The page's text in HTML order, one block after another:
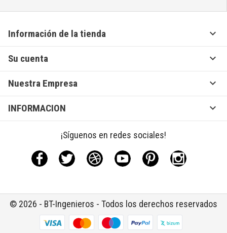
Información de la tienda 
Su cuenta 
Nuestra Empresa 
INFORMACION 
¡Síguenos en redes sociales!
Facebook Twitter Rss YouTubePinterestInstagram
© 2026 - BT-Ingenieros - Todos los derechos reservados